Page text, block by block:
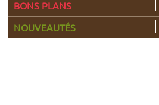
BONS PLANS
NOUVEAUTÉS